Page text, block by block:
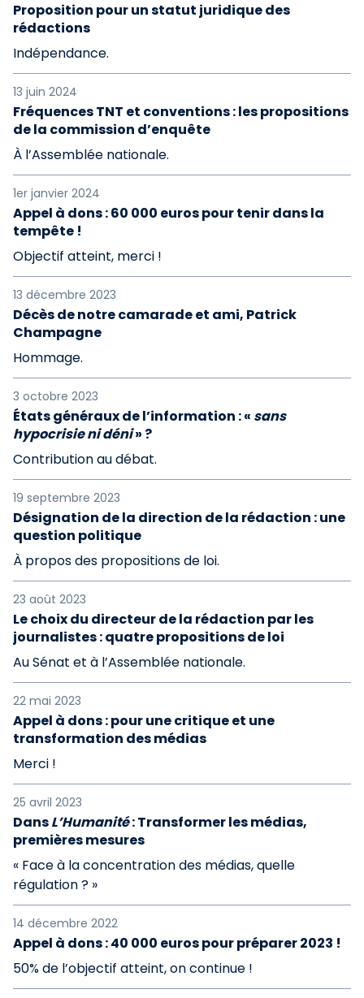
Proposition pour un statut juridique des
rédactions
Indépendance.
13 juin 2024
Fréquences TNT et conventions : les propositions
de la commission d’enquête
À l’Assemblée nationale.
1er janvier 2024
Appel à dons : 60 000 euros pour tenir dans la
tempête !
Objectif atteint, merci !
13 décembre 2023
Décès de notre camarade et ami, Patrick
Champagne
Hommage.
3 octobre 2023
États généraux de l’information : « sans
hypocrisie ni déni» ?
Contribution au débat.
19 septembre 2023
Désignation de la direction de la rédaction : une
question politique
À propos des propositions de loi.
23 août 2023
Le choix du directeur de la rédaction par les
journalistes : quatre propositions de loi
Au Sénat et à l’Assemblée nationale.
22 mai 2023
Appel à dons : pour une critique et une
transformation des médias
Merci !
25 avril 2023
DansL’Humanité: Transformer les médias,
premières mesures
« Face à la concentration des médias, quelle
régulation ? »
14 décembre 2022
Appel à dons : 40 000 euros pour préparer 2023 !
50% de l’objectif atteint, on continue !